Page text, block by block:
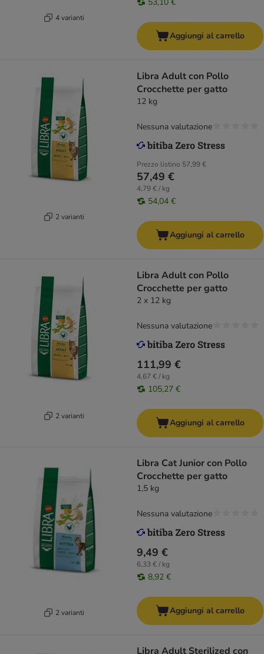
4 varianti
Aggiungi al carrello
2 varianti
Libra Adult con Pollo
Crocchette per gatto
12 kg
Prezzo listino 57,99 €
57,49 €
4,79 € / kg
54,04 €
Nessuna valutazione
Aggiungi al carrello
2 varianti
Libra Adult con Pollo
Crocchette per gatto
2 x 12 kg
111,99 €
4,67 € / kg
105,27 €
Nessuna valutazione
Aggiungi al carrello
2 varianti
Libra Cat Junior con Pollo
Crocchette per gatto
1,5 kg
9,49 €
6,33 € / kg
8,92 €
Nessuna valutazione
Aggiungi al carrello
Libra Adult Sterilized con